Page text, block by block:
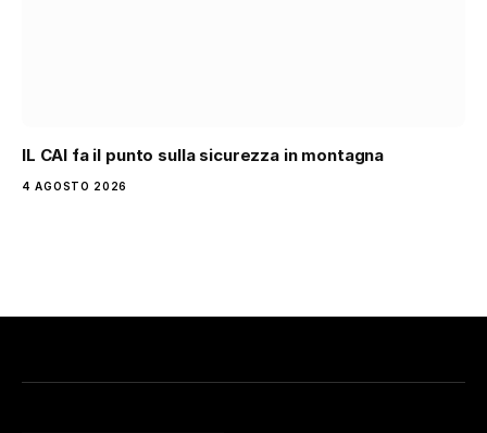
IL CAI fa il punto sulla sicurezza in montagna
4 AGOSTO 2026